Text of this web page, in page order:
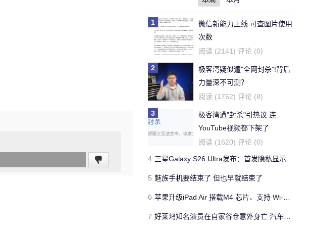
1
微信新能力上线 可查图片使用
次数
阅读 (2141) 评论 (0)
2
极客湾疑似遭"全网封杀"!背后
力量深不可测？
阅读 (1762) 评论 (8)
3
极客湾遭"封杀"引热议 连
YouTube视频都下架了
阅读 (1620) 评论 (0)
4 三星Galaxy S26 Ultra发布：首发隐私显示屏、骁龙 8 Elite Gen 5与60W闪充
5 魅族手机要结束了 但也早就结束了
6 苹果升级iPad Air 搭载M4 芯片、支持 Wi‑Fi 7 售价不变
7 好莱坞知名演员在自家谷仓意外身亡 汽车搭电时突然自燃